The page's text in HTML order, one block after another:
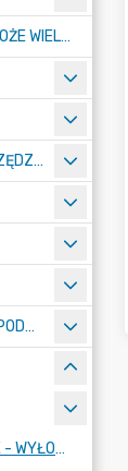
RADA SENIORÓW GMINY WĄDROŻE WIELKIE
JAK ZAŁATWIĆ SPRAWĘ W URZĘDZIE ? - KARTY USŁUG I FORMULARZE
OCHRONA ŚRODOWISKA I GOSPODARKA KOMUNALNA
KONSULTACJA SPOŁECZNE - WYŁOŻENIE